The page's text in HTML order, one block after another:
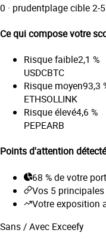
0 · prudentplage cible 2-5
Ce qui compose votre
Risque faible2,1 %
USDCBTC
Risque moyen93,3
ETHSOLLINK
Risque élevé4,6 %
PEPEARB
Points d'attention
68 % de votre
Vos 5
Votre exposition
Sans / Avec Exceefy